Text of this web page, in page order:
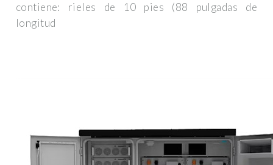
contiene: rieles de 10 pies (88 pulgadas de
longitud